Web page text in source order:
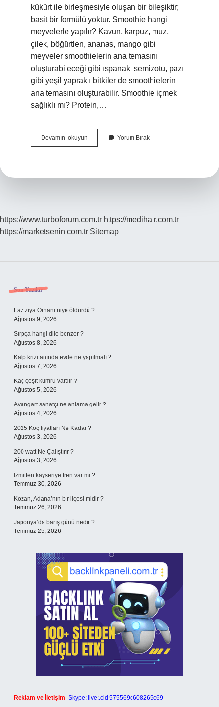
kükürt ile birleşmesiyle oluşan bir bileşiktir;
basit bir formülü yoktur. Smoothie hangi
meyvelerle yapılır? Kavun, karpuz, muz,
çilek, böğürtlen, ananas, mango gibi
meyveler smoothielerin ana temasını
oluşturabileceği gibi ıspanak, semizotu, pazı
gibi yeşil yapraklı bitkiler de smoothielerin
ana temasını oluşturabilir. Smoothie içmek
sağlıklı mı? Protein,…
Devamını okuyun Karsambaç
Nedir
Yorum Bırak
https://www.turboforum.com.tr https://medihair.com.tr
https://marketsenin.com.tr Sitemap
Sidebar
Son Yazılar
Laz ziya Orhanı niye öldürdü ?
Ağustos 9, 2026
Sırpça hangi dile benzer ?
Ağustos 8, 2026
Kalp krizi anında evde ne yapılmalı ?
Ağustos 7, 2026
Kaç çeşit kumru vardır ?
Ağustos 5, 2026
Avangart sanatçı ne anlama gelir ?
Ağustos 4, 2026
2025 Koç fiyatları Ne Kadar ?
Ağustos 3, 2026
200 watt Ne Çalıştırır ?
Ağustos 3, 2026
İzmitten kayseriye tren var mı ?
Temmuz 30, 2026
Kozan, Adana’nın bir ilçesi midir ?
Temmuz 26, 2026
Japonya’da barış günü nedir ?
Temmuz 25, 2026
Reklam ve İletişim: Skype: live:.cid.575569c608265c69